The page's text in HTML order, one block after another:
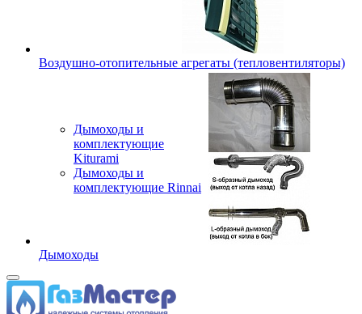
Воздушно-отопительные агрегаты (тепловентиляторы)
Дымоходы и
комплектующие
Kiturami
Дымоходы и
комплектующие Rinnai
Дымоходы